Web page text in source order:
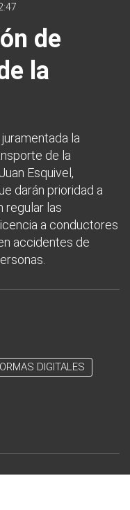
de
la
la
de la
Esquivel,
darán prioridad a
regular las
a conductores
accidentes de
DIGITALES